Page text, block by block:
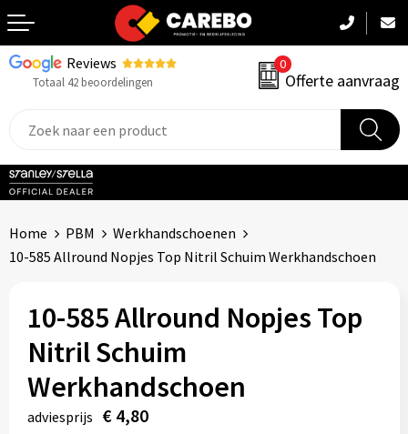
Reviews
Totaal 42 beoordelingen
0
Offerte aanvraag
Terug
Sportkleding
Kinderkleding
Tassen
Home PBM
Werkhandschoenen
10-585 Allround Nopjes Top Nitril Schuim Werkhandschoen
10-585 Allround Nopjes Top
Nitril Schuim
Werkhandschoen
adviesprijs € 4,80